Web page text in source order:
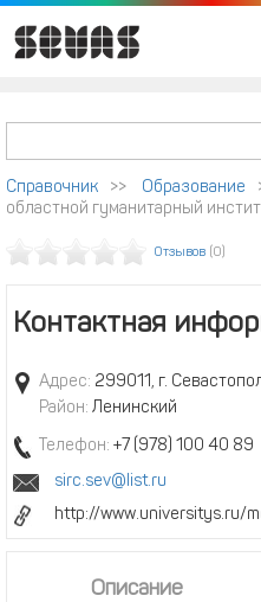
Справочник >> Образование
областной гуманитарный
Отзывов (0)
Контактная
Адрес: 299011, г.
Район: Ленинский
Телефон: +7 (978) 100 40 89
sirc.sev@list.ru
http://www.universitys.ru/
Описание